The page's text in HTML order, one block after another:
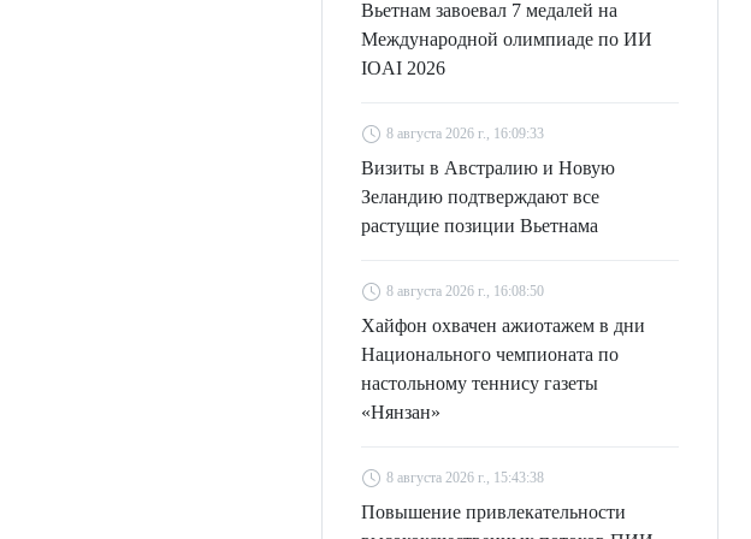
Вьетнам завоевал 7 медалей на
Международной олимпиаде по ИИ
IOAI 2026
8 августа 2026 г., 16:09:33
Визиты в Австралию и Новую
Зеландию подтверждают все
растущие позиции Вьетнама
8 августа 2026 г., 16:08:50
Хайфон охвачен ажиотажем в дни
Национального чемпионата по
настольному теннису газеты
«Нянзан»
8 августа 2026 г., 15:43:38
Повышение привлекательности